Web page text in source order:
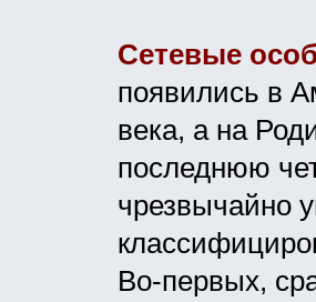
Сетевые
появились в
века, а на
последнюю
чрезвычайно
Во-первых,